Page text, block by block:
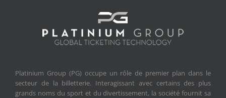
Platinium Group (PG) occupe un rôle de premier plan dans le
secteur de la billetterie. Interagissant avec certains des plus
grands noms du sport et du divertissement, la société fournit sa